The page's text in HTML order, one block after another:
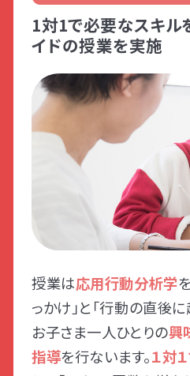
1対1で必要なスキル
イドの授業を実施
授業は応用行動分析学
っかけ」と「行動の直後
お子さま一人ひとりの興
指導を行ないます。１対